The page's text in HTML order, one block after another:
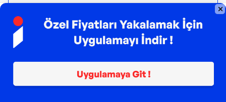
(0850) 266 0606